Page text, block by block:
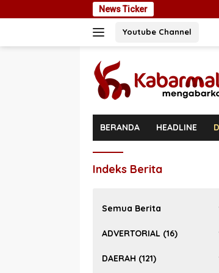
ke
News Ticker
Youtube Channel
BERANDA HEADLINE
Indeks Berita
Semua Berita
ADVERTORIAL (16)
DAERAH (121)